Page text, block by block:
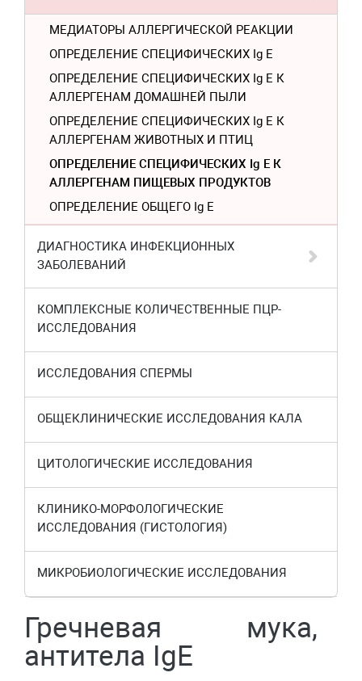
МЕДИАТОРЫ АЛЛЕРГИЧЕСКОЙ РЕАКЦИИ
ОПРЕДЕЛЕНИЕ СПЕЦИФИЧЕСКИХ Ig E
ОПРЕДЕЛЕНИЕ СПЕЦИФИЧЕСКИХ Ig E К
АЛЛЕРГЕНАМ ДОМАШНЕЙ ПЫЛИ
ОПРЕДЕЛЕНИЕ СПЕЦИФИЧЕСКИХ Ig E К
АЛЛЕРГЕНАМ ЖИВОТНЫХ И ПТИЦ
ОПРЕДЕЛЕНИЕ СПЕЦИФИЧЕСКИХ Ig E К
АЛЛЕРГЕНАМ ПИЩЕВЫХ ПРОДУКТОВ
ОПРЕДЕЛЕНИЕ ОБЩЕГО Ig Е
ДИАГНОСТИКА ИНФЕКЦИОННЫХ
ЗАБОЛЕВАНИЙ
КОМПЛЕКСНЫЕ КОЛИЧЕСТВЕННЫЕ ПЦР-
ИССЛЕДОВАНИЯ
ИССЛЕДОВАНИЯ СПЕРМЫ
ОБЩЕКЛИНИЧЕСКИЕ ИССЛЕДОВАНИЯ КАЛА
ЦИТОЛОГИЧЕСКИЕ ИССЛЕДОВАНИЯ
КЛИНИКО-МОРФОЛОГИЧЕСКИЕ
ИССЛЕДОВАНИЯ (ГИСТОЛОГИЯ)
МИКРОБИОЛОГИЧЕСКИЕ ИССЛЕДОВАНИЯ
Гречневая мука,
антитела IgE